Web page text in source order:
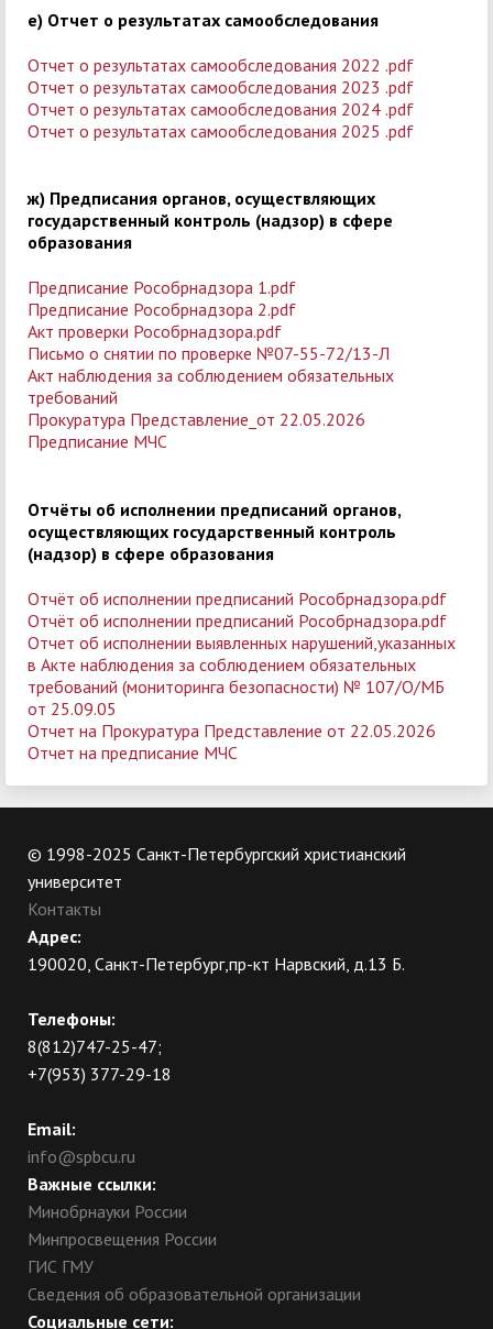
е) Отчет о результатах самообследования
Отчет о результатах самообследования 2022 .pdf
Отчет о результатах самообследования 2023 .pdf
Отчет о результатах самообследования 2024 .pdf
Отчет о результатах самообследования 2025 .pdf
ж) Предписания органов, осуществляющих
государственный контроль (надзор) в сфере
образования
Предписание Рособрнадзора 1.pdf
Предписание Рособрнадзора 2.pdf
Акт проверки Рособрнадзора.pdf
Письмо о снятии по проверке №07-55-72/13-Л
Акт наблюдения за соблюдением обязательных
требований
Прокуратура Представление_от 22.05.2026
Предписание МЧС
Отчёты об исполнении предписаний органов,
осуществляющих государственный контроль
(надзор) в сфере образования
Отчёт об исполнении предписаний Рособрнадзора.pdf
Отчёт об исполнении предписаний Рособрнадзора.pdf
Отчет об исполнении выявленных нарушений,указанных
в Акте наблюдения за соблюдением обязательных
требований (мониторинга безопасности) № 107/О/МБ
от 25.09.05
Отчет на Прокуратура Представление от 22.05.2026
Отчет на предписание МЧС
© 1998-2025 Санкт-Петербургский христианский
университет
Контакты
Адрес:
190020, Санкт-Петербург,пр-кт Нарвский, д.13 Б.
Телефоны:
8(812)747-25-47;
+7(953) 377-29-18
Email:
info@spbcu.ru
Важные ссылки:
Минобрнауки России
Минпросвещения России
ГИС ГМУ
Сведения об образовательной организации
Социальные сети: